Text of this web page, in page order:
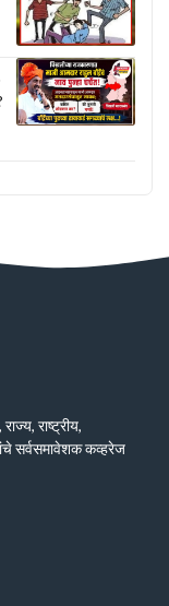
राष्ट्रीय,
सर्वसमावेशक कव्हरेज